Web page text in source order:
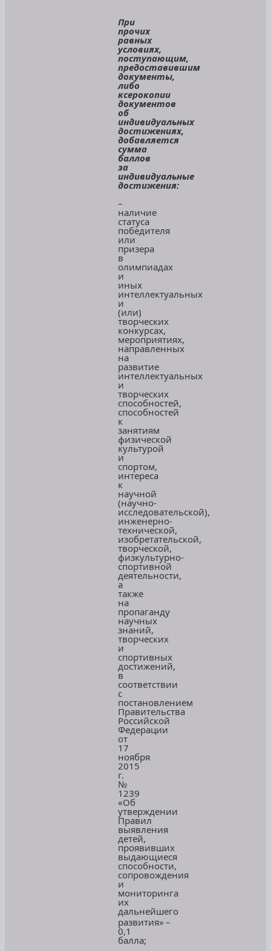
При
прочих
равных
условиях,
поступающим,
предоставившим
документы,
либо
ксерокопии
документов
об
индивидуальных
достижениях,
добавляется
сумма
баллов
за
индивидуальные
достижения:
–
наличие
статуса
победителя
или
призера
в
олимпиадах
и
иных
интеллектуальных
и
(или)
творческих
конкурсах,
мероприятиях,
направленных
на
развитие
интеллектуальных
и
творческих
способностей,
способностей
к
занятиям
физической
культурой
и
спортом,
интереса
к
научной
(научно-
исследовательской),
инженерно-
технической,
изобретательской,
творческой,
физкультурно-
спортивной
деятельности,
а
также
на
пропаганду
научных
знаний,
творческих
и
спортивных
достижений,
в
соответствии
с
постановлением
Правительства
Российской
Федерации
от
17
ноября
2015
г.
№
1239
«Об
утверждении
Правил
выявления
детей,
проявивших
выдающиеся
способности,
сопровождения
и
мониторинга
их
дальнейшего
развития» –
0,1
балла;